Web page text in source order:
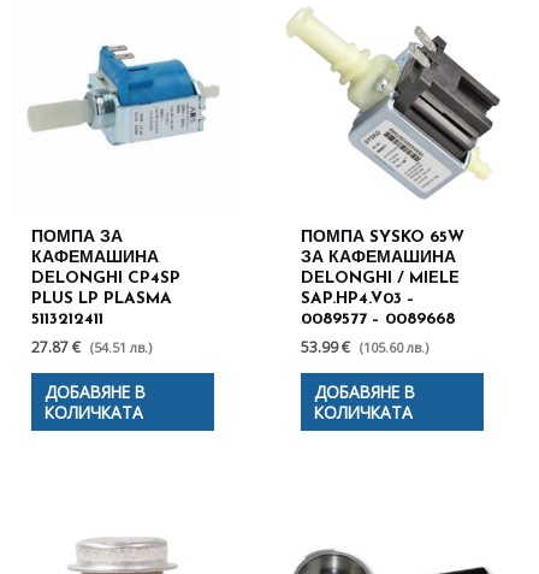
ПОМПА ЗА
КАФЕМАШИНА
DELONGHI CP4SP
PLUS LP PLASMA
5113212411
27.87 € (54.51 лв.)
ДОБАВЯНЕ В
КОЛИЧКАТА
ПОМПА SYSKO 65W
ЗА КАФЕМАШИНА
DELONGHI / MIELE
SAP.HP4.V03 –
0089577 – 0089668
53.99 € (105.60 лв.)
ДОБАВЯНЕ В
КОЛИЧКАТА